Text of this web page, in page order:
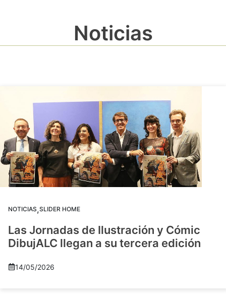
Noticias
NOTICIAS,SLIDER HOME
Las Jornadas de Ilustración y Cómic
DibujALC llegan a su tercera edición
14/05/2026